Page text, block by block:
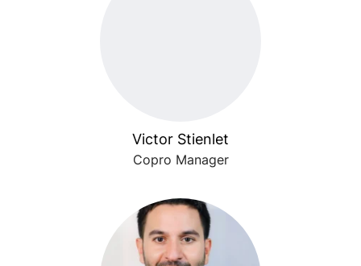
Victor Stienlet
Copro Manager